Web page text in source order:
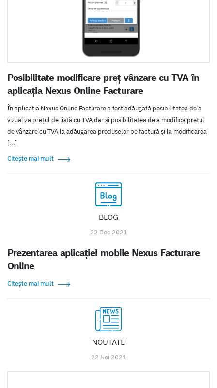
Posibilitate modificare preț vânzare cu TVA în
aplicația Nexus Online Facturare
În aplicația Nexus Online Facturare a fost adăugată posibilitatea de a
vizualiza prețul de listă cu TVA dar și posibilitatea de a modifica prețul
de vânzare cu TVA la adăugarea produselor pe factură și la modificarea
[...]
Citește mai mult
BLOG
22 Dec 2021
Prezentarea aplicaţiei mobile Nexus Facturare
Online
Citește mai mult
NOUTATE
22 Noi 2021